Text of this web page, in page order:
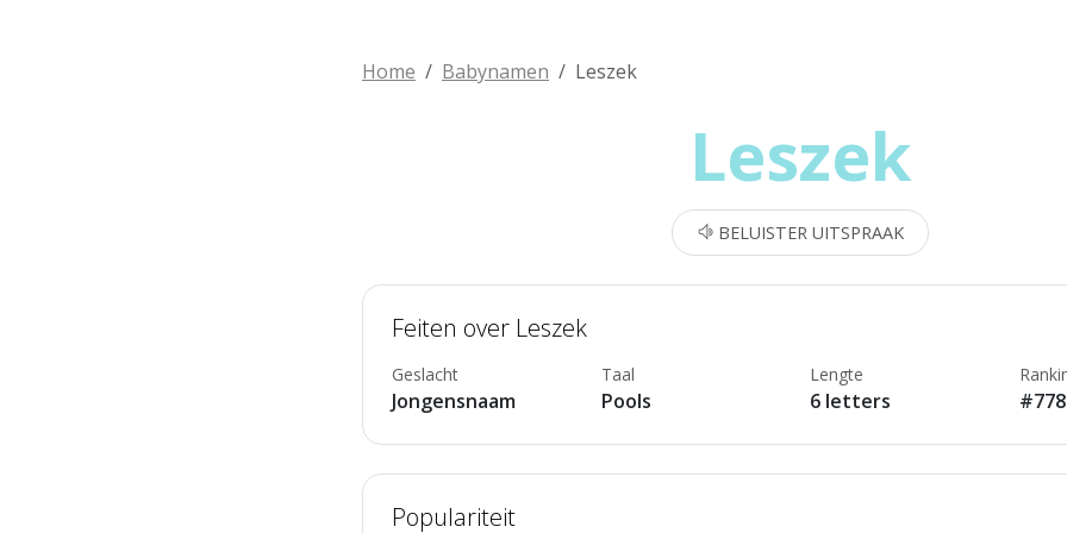
Home Babynamen Leszek
Leszek
BELUISTER UITSPRAAK
Feiten over Leszek
Geslacht
Jongensnaam
Taal
Pools
Lengte
6 letters
Populariteit